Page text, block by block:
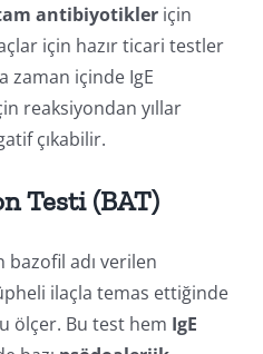
antibiyotikleriçin
için hazır ticari testler
zaman içinde IgE
reaksiyondan yıllar
çıkabilir.
Testi (BAT)
bazofil adı verilen
ilaçla temas ettiğinde
ölçer. Bu test hem IgE